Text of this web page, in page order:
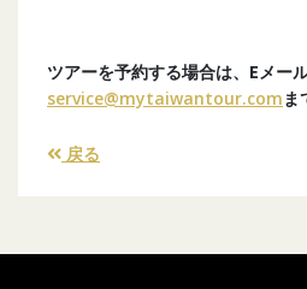
ツアーを予約する場合は、Eメー
service@mytaiwantour.com ま
戻る